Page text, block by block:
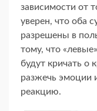
зависимости от
уверен, что оба
разрешены в
тому, что
будут кричать о
разжечь эмоции
реакцию.